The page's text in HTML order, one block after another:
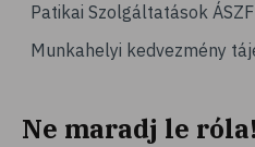
# szív- és érrendszer
# vérnyomás
# mozgás
Patikai Szolgáltatások ÁSZF
Munkahelyi kedvezmény
Ne maradj le róla!